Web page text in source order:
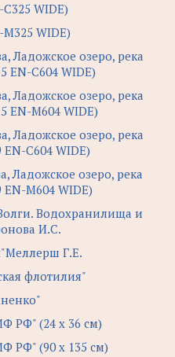
WIDE)
WIDE)
Ладожское озеро, река
C604 WIDE)
Ладожское озеро, река
EN-M604 WIDE)
Ладожское озеро, река
C604 WIDE)
Ладожское озеро, река
M604 WIDE)
Водохранилища и
И.С.
Г.Е.
флотилия"
РФ" (24 х 36 см)
РФ" (90 х 135 см)